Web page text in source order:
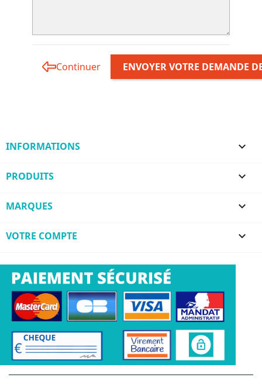
Continuer ENVOYER VOTRE DEMANDE
INFORMATIONS 
PRODUITS 
MARQUES 
VOTRE COMPTE 